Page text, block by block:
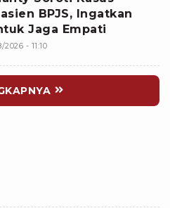
BPJS, Ingatkan
Jaga Empati
2026 - 11:10